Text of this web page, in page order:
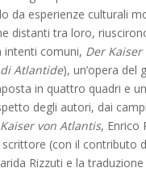
da esperienze culturali
distanti tra loro,
intenti comuni, Der
Atlantide), un’opera del
in quattro quadri e
degli autori, dai
von Atlantis, Enrico
(con il contributo
Rizzuti e la